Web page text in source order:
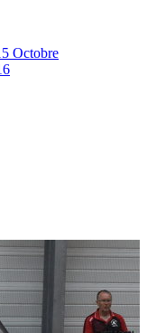
Octobre